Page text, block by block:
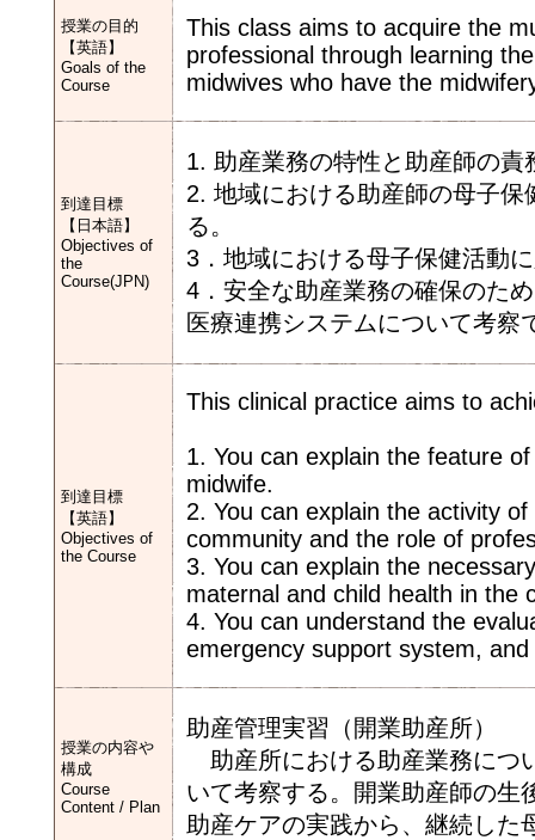
授業の目的
【英語】
Goals of the
Course
This class aims to acquire the
professional through learning
midwives who have the
到達目標
【日本語】
Objectives of
the
Course(JPN)
1. 助産業務の特性と助産師の
2. 地域における助産師の母子
3．地域における母子
4．安全な助産業務の確保のた
医療連携システ
到達目標
【英語】
Objectives of
the Course
This clinical practice aims to
1. You can explain the feature
midwife.
2. You can explain the activity
community and the role of
3. You can explain the
maternal and child health in the
4. You can understand the
emergency support system,
授業の内容や
構成
Course
Content / Plan
助産管理実習（開業助産所）
助産所における助産業務につ
いて考察する。開業助産師の生
助産ケアの実践から、継続した